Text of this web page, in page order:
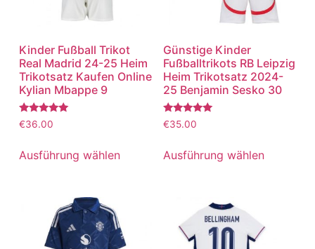
Kinder Fußball Trikot
Real Madrid 24-25 Heim
Trikotsatz Kaufen Online
Kylian Mbappe 9
Bewertet
mit
von 5
€36.00
Ausführung wählen
Günstige Kinder
Fußballtrikots RB Leipzig
Heim Trikotsatz 2024-
25 Benjamin Sesko 30
Bewertet
mit
von 5
€35.00
Ausführung wählen